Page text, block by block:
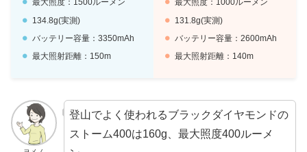
最大照度：1500ルーメン
134.8g(実測)
バッテリー容量：3350mAh
最大照射距離：150m
最大照度：1000ルーメン
131.8g(実測)
バッテリー容量：2600mAh
最大照射距離：140m
登山でよく使われるブラックダイヤモンドの
ストーム400は160g、最大照度400ルーメ